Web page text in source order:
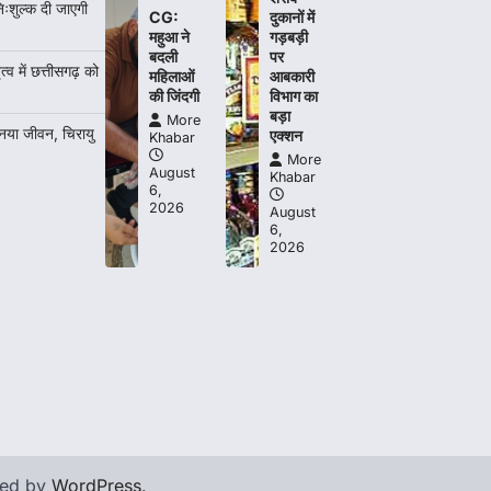
4
More Khabar August 7, 2026
रायपुर। राष्ट्रीय बाल स्वास्थ्य कार्यक्रम (चिरायु)
के तहत जशपुर जिले की 5 माह की मासूम…
दी जाएगी
में छत्तीसगढ़ को
जीवन, चिरायु
CG:
महुआ ने
बदली
महिलाओं
की जिंदगी
More
Khabar
August
6,
2026
दुकानों में
गड़बड़ी
पर
आबकारी
विभाग का
बड़ा
एक्शन
More
Khabar
August
6,
2026
by WordPress.